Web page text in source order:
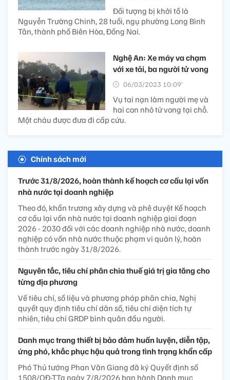
Đối tượng bị khởi tố là
Nguyễn Trường Chinh, 28 tuổi, ngụ phường Long Bình
Tân, thành phố Biên Hòa, Đồng Nai.
Nghệ An: Xe máy va chạm
với xe tải, ba người tử vong
06/03/2023 10:09’
Vụ tai nạn làm người mẹ và
hai con nhỏ tử vong tại chỗ.
Một cháu được đưa đi cấp cứu.
Chính sách mới
Trước 31/8/2026, hoàn thành kế hoạch cơ cấu lại vốn
nhà nước tại doanh nghiệp
Theo đó, khẩn trương xây dựng và phê duyệt Kế hoạch
cơ cấu lại vốn nhà nước tại doanh nghiệp giai đoạn
2026 - 2030 đối với các doanh nghiệp nhà nước, doanh
nghiệp có vốn nhà nước thuộc phạm vi quản lý, hoàn
thành trước ngày 31/8/2026.
Nguyên tắc, tiêu chí phân chia thuế giá trị gia tăng cho
từng địa phương
Về tiêu chí, số liệu và phương pháp phân chia, Nghị
quyết quy định tiêu chí dân số, tiêu chí diện tích tự
nhiên, tiêu chí GRDP bình quân đầu người.
Danh mục trang thiết bị bảo đảm huấn luyện, diễn tập,
ứng phó, khắc phục hậu quả trong tình trạng khẩn cấp
Phó Thủ tướng Phan Văn Giang đã ký Quyết định số
1508/QĐ-TTg ngày 7/8/2026 ban hành Danh mục